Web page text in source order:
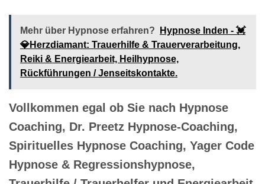
Mehr über Hypnose erfahren?
Hypnose Inden - 💓️
💎Herzdiamant: Trauerhilfe & Trauerverarbeitung,
Reiki & Energiearbeit, Heilhypnose,
Rückführungen / Jenseitskontakte.
Vollkommen egal ob Sie nach Hypnose
Coaching, Dr. Preetz Hypnose-Coaching,
Spirituelles Hypnose Coaching, Yager Code
Hypnose & Regressionshypnose,